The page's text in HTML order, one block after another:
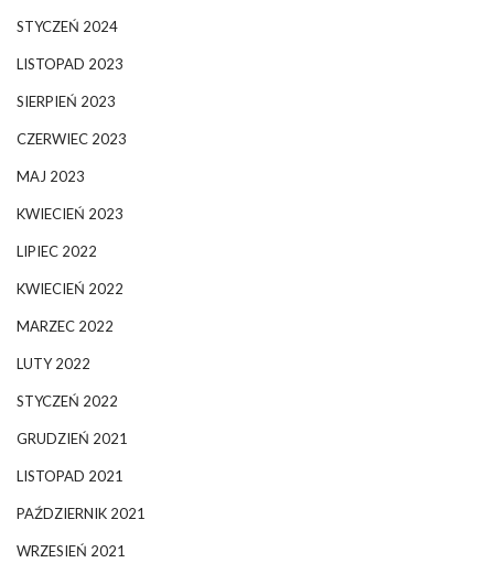
STYCZEŃ 2024
LISTOPAD 2023
SIERPIEŃ 2023
CZERWIEC 2023
MAJ 2023
KWIECIEŃ 2023
LIPIEC 2022
KWIECIEŃ 2022
MARZEC 2022
LUTY 2022
STYCZEŃ 2022
GRUDZIEŃ 2021
LISTOPAD 2021
PAŹDZIERNIK 2021
WRZESIEŃ 2021